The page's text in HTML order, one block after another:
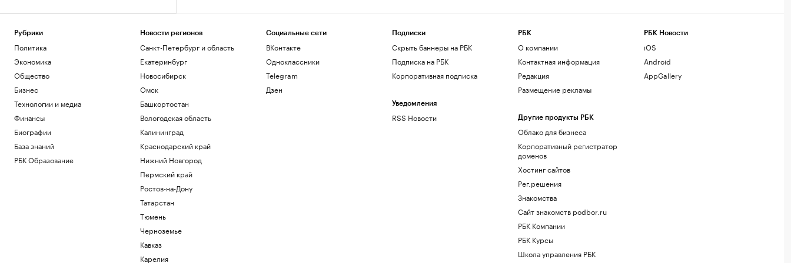
Рубрики
Политика
Экономика
Общество
Бизнес
Технологии и медиа
Финансы
Биографии
База знаний
РБК Образование
Новости регионов
Санкт-Петербург и область
Екатеринбург
Новосибирск
Омск
Башкортостан
Вологодская область
Калининград
Краснодарский край
Нижний Новгород
Пермский край
Ростов-на-Дону
Татарстан
Тюмень
Черноземье
Кавказ
Карелия
Социальные сети
ВКонтакте
Одноклассники
Telegram
Дзен
Подписки
Скрыть баннеры на РБК
Подписка на РБК
Корпоративная подписка
Уведомления
RSS Новости
РБК
О компании
Контактная информация
Редакция
Размещение рекламы
Другие продукты РБК
Облако для бизнеса
Корпоративный регистратор
доменов
Хостинг сайтов
Рег.решения
Знакомства
Сайт знакомств podbor.ru
РБК Компании
РБК Курсы
Школа управления РБК
РБК Новости
iOS
Android
AppGallery